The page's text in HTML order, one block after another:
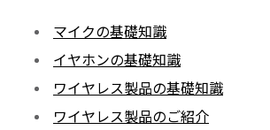
マイクの基礎知識
イヤホンの基礎知識
ワイヤレス製品の基礎知識
ワイヤレス製品のご紹介